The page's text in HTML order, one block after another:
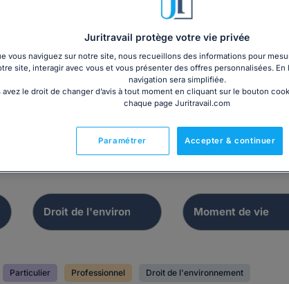
Particulier Professionnel Droit de l'environnement
Juritravail protège votre vie privée
vous naviguez sur notre site, nous recueillons des informations pour
site, interagir avec vous et vous présenter des offres personnalisées. En
navigation sera simplifiée.
avez le droit de changer d’avis à tout moment en cliquant sur le bouton
chaque page Juritravail.com
Accepter & continuer
Paramétrer